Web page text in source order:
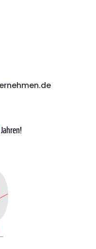
Jahren!